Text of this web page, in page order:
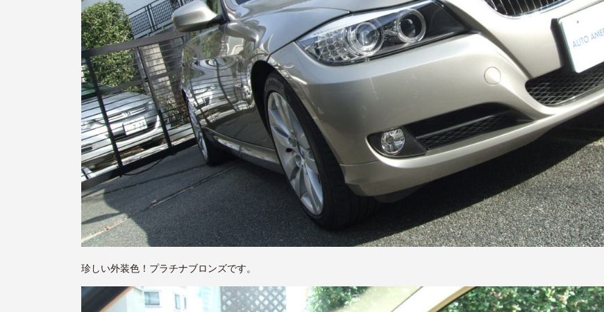
珍しい外装色！プラチナブロンズです。